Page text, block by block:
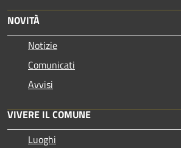
NOVITÀ
Notizie
Comunicati
Avvisi
VIVERE IL COMUNE
Luoghi